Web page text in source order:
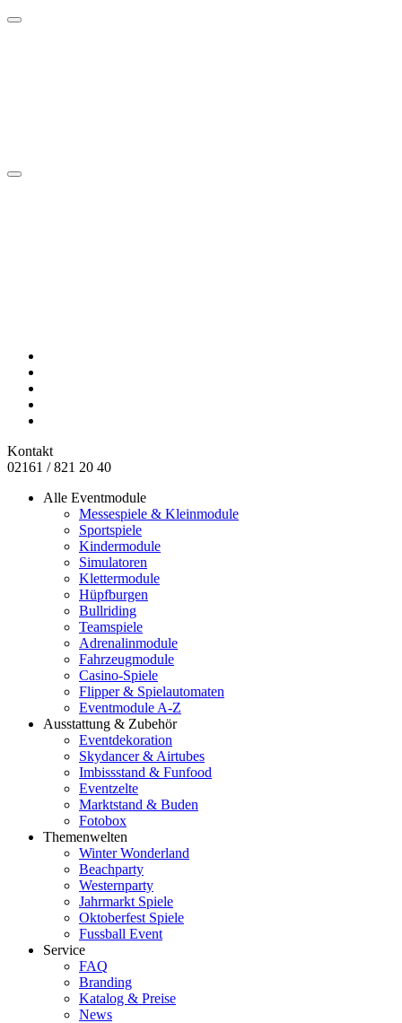
Kontakt
02161 / 821 20 40
Alle Eventmodule
Messespiele & Kleinmodule
Sportspiele
Kindermodule
Simulatoren
Klettermodule
Hüpfburgen
Bullriding
Teamspiele
Adrenalinmodule
Fahrzeugmodule
Casino-Spiele
Flipper & Spielautomaten
Eventmodule A-Z
Ausstattung & Zubehör
Eventdekoration
Skydancer & Airtubes
Imbissstand & Funfood
Eventzelte
Marktstand & Buden
Fotobox
Themenwelten
Winter Wonderland
Beachparty
Westernparty
Jahrmarkt Spiele
Oktoberfest Spiele
Fussball Event
Service
FAQ
Branding
Katalog & Preise
News